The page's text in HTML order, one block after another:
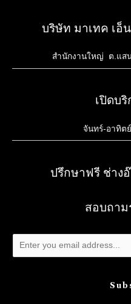
บริษัท มาเทค เอ็
สำนักงานใหญ่ ต.แส
เปิดบ
จันทร์-อาทิต
ปรึกษาฟรี ช่าง
สอบถาม